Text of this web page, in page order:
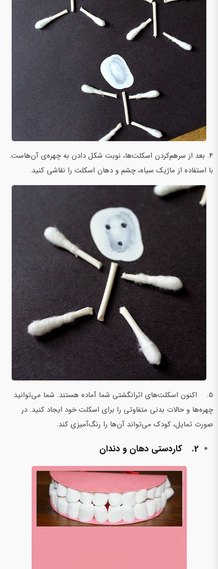
4. بعد از سر‌هم‌کردن اسکلت‌ها، نوبت شکل دادن به چهره‌ی‌ آن‌هاست.
با استفاده از ماژیک سیاه، چشم و دهان اسکلت را نقاشی کنید.
5. اکنون اسکلت‌های اثرانگشتی شما آماده هستند. شما می‌توانید
چهره‌ها و حالات بدنی متفاوتی را برای اسکلت خود ایجاد کنید. در
صورت تمایل، کودک می‌تواند آن‌ها را رنگ‌آمیزی کند.
2. کاردستی دهان و دندان